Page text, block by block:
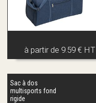
à partir de 9.59 € HT
Sac à dos
multisports fond
rigide